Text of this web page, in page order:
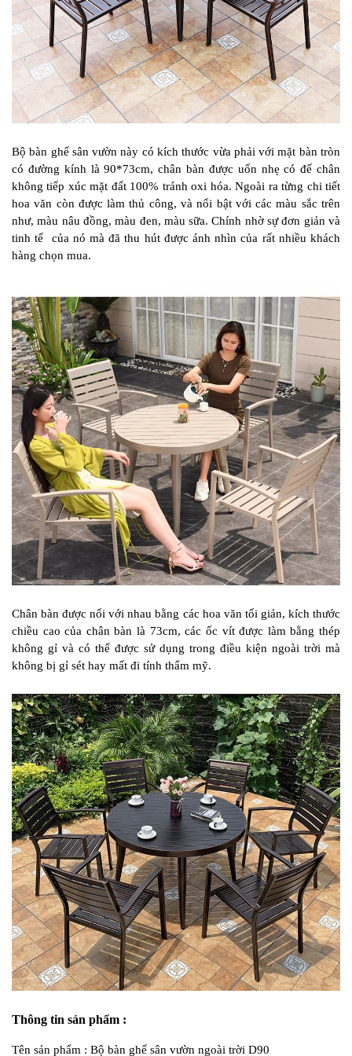
Bộ bàn ghế sân vườn này có kích thước vừa phải với mặt bàn tròn
có đường kính là 90*73cm, chân bàn được uốn nhẹ có đế chân
không tiếp xúc mặt đất 100% tránh oxi hóa. Ngoài ra từng chi tiết
hoa văn còn được làm thủ công, và nổi bật với các màu sắc trên
như, màu nâu đồng, màu đen, màu sữa. Chính nhờ sự đơn giản và
tinh tế của nó mà đã thu hút được ánh nhìn của rất nhiều khách
hàng chọn mua.
Chân bàn được nối với nhau bằng các hoa văn tối giản, kích thước
chiều cao của chân bàn là 73cm, các ốc vít được làm bằng thép
không gỉ và có thể được sử dụng trong điều kiện ngoài trời mà
không bị gỉ sét hay mất đi tính thẩm mỹ.
Thông tin sản phẩm :
Tên sản phẩm : Bộ bàn ghế sân vườn ngoài trời D90